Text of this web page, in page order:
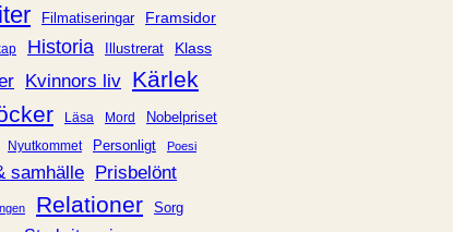
Filmatiseringar Framsidor
Historia Illustrerat Klass
Kvinnors liv Kärlek
Läsa Mord Nobelpriset
Nyutkommet Personligt Poesi
samhälle Prisbelönt
Relationer Sorg